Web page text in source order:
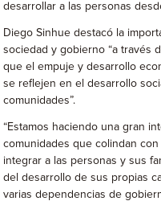
desarrollar a las personas
Diego Sinhue destacó la
sociedad y gobierno “a través
que el empuje y desarrollo
se reflejen en el desarrollo
comunidades”.
“Estamos haciendo una gran
comunidades que colindan
integrar a las personas y sus
del desarrollo de sus propias
varias dependencias de